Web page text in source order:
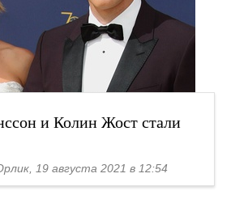
и Колин Жост стали
19 августа 2021 в 12:54